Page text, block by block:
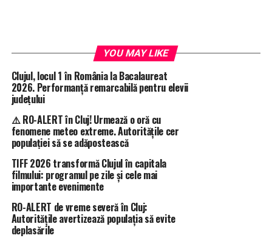
YOU MAY LIKE
Clujul, locul 1 în România la Bacalaureat
2026. Performanță remarcabilă pentru elevii
județului
⚠️ RO-ALERT în Cluj! Urmează o oră cu
fenomene meteo extreme. Autoritățile cer
populației să se adăpostească
TIFF 2026 transformă Clujul în capitala
filmului: programul pe zile și cele mai
importante evenimente
RO-ALERT de vreme severă în Cluj:
Autoritățile avertizează populația să evite
deplasările